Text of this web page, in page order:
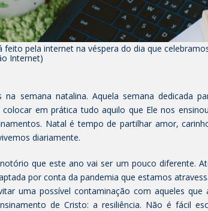
feito pela internet na véspera do dia que
Internet)
na semana natalina. Aquela semana dedicada
colocar em prática tudo aquilo que Ele nos
Natal é tempo de partilhar amor,
diariamente.
que este ano vai ser um pouco diferente.
por conta da pandemia que estamos
uma possível contaminação com aqueles
de Cristo: a resiliência. Não é fácil